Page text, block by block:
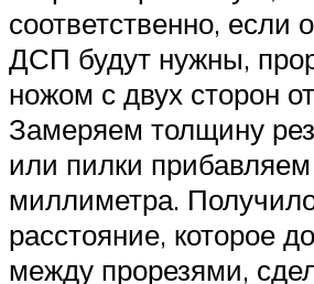
соответственно, если
ДСП будут нужны,
ножом с двух сторон
Замеряем толщину
или пилки
миллиметра.
расстояние, которое
между прорезями,